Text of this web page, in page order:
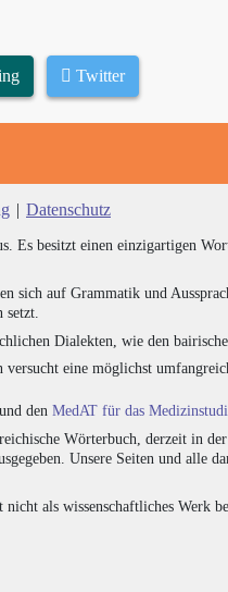
Twitter
| Datenschutz
Es besitzt einen einzigartigen
sich auf Grammatik und
setzt.
Dialekten, wie den
eine möglichst
und den MedAT für das
Wörterbuch, derzeit in
Unsere Seiten und alle
als wissenschaftliches Werk